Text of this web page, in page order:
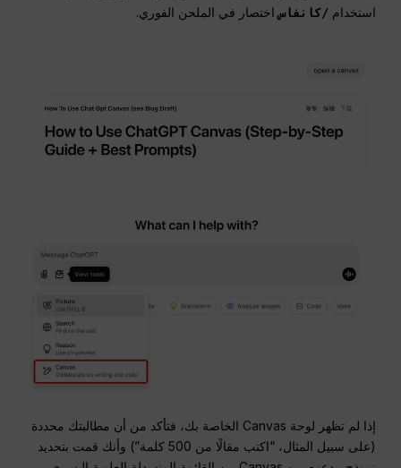
استخدام/كانفاساختصار في الملحن الفوري.
إذا لم تظهر لوحة Canvas الخاصة بك، فتأكد من أن مطالبتك محددة
(على سبيل المثال، “اكتب مقالًا من 500 كلمة”) وأنك قمت بتحديد